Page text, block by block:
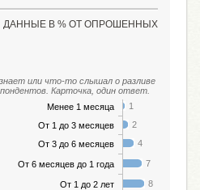
ДАННЫЕ В % ОТ ОПРОШЕННЫХ
или что-то слышал о разливе
Карточка, один ответ.
Менее 1 месяца
1
От 1 до 3 месяцев 2
От 3 до 6 месяцев 4
От 6 месяцев до 1 года 7
От 1 до 2 лет 8